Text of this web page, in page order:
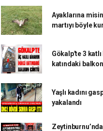
Ayaklarına
martıyı böyle
Gökalp'te 3
katındaki
Yaşlı kadını
yakalandı